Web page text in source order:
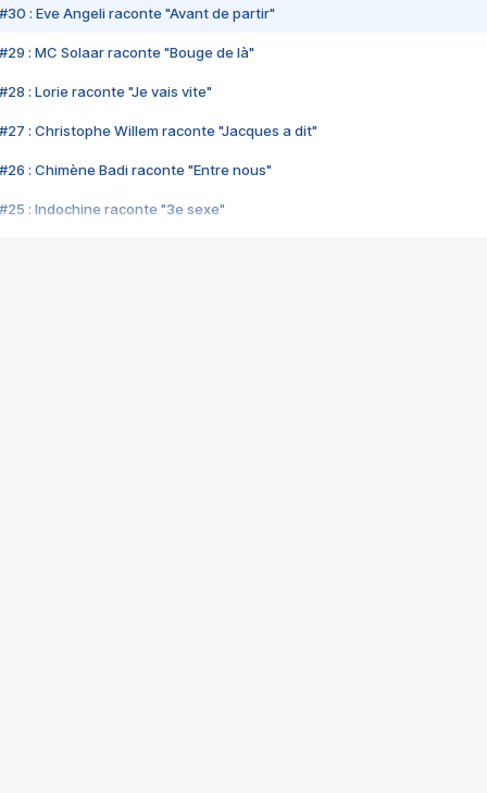
#30 : Eve Angeli raconte "Avant de partir"
#29 : MC Solaar raconte "Bouge de là"
#28 : Lorie raconte "Je vais vite"
#27 : Christophe Willem raconte "Jacques a dit"
#26 : Chimène Badi raconte "Entre nous"
#25 : Indochine raconte "3e sexe"